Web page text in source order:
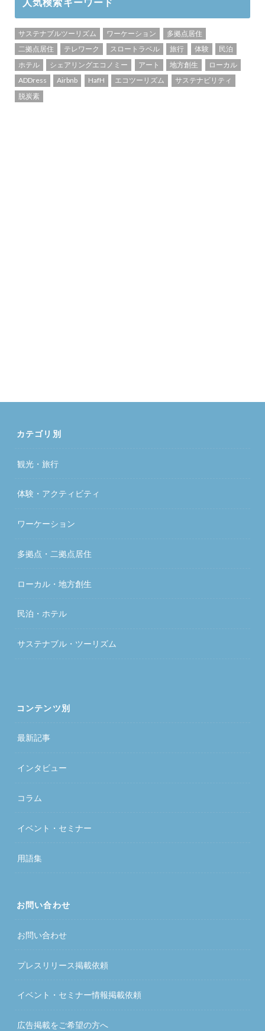
サステナブルツーリズム ワーケーション
多拠点居住
二拠点居住
テレワーク スロートラベル 旅行 体験
民泊
ホテル
シェアリングエコノミー アート 地方創生
ローカル
ADDress
Airbnb HafH エコツーリズム
サステナビリティ
脱炭素
カテゴリ別
観光・旅行
体験・アクティビティ
ワーケーション
多拠点・二拠点居住
ローカル・地方創生
民泊・ホテル
サステナブル・ツーリズム
コンテンツ別
最新記事
インタビュー
コラム
イベント・セミナー
用語集
お問い合わせ
お問い合わせ
プレスリリース掲載依頼
イベント・セミナー情報掲載依頼
広告掲載をご希望の方へ